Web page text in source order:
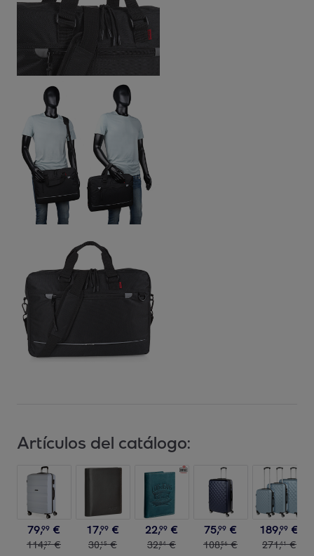
Artículos del catálogo:
79,99 €
114,27 €
17,99 €
30,15 €
22,99 €
32,84 €
75,99 €
108,56 €
189,99 €
271,41 €